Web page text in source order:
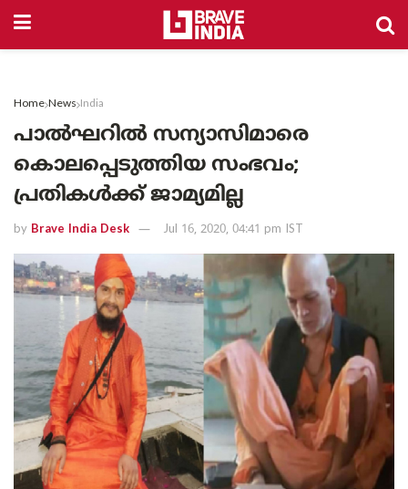
Home News India
പാൽഘറിൽ സന്യാസിമാരെ
കൊലപ്പെടുത്തിയ സംഭവം;
പ്രതികൾക്ക് ജാമ്യമില്ല
by Brave India Desk Jul 16, 2020, 04:41 pm IST